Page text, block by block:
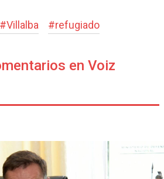
#Villalba #refugiado
en Voiz